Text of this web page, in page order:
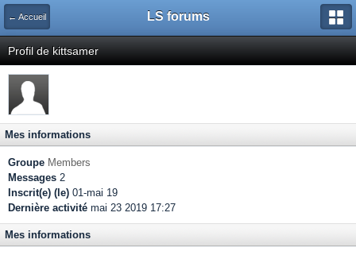
← Accueil LS forums
Profil de kittsamer
Mes informations
Groupe Members
Messages 2
Inscrit(e) (le) 01-mai 19
Dernière activité mai 23 2019 17:27
Mes informations